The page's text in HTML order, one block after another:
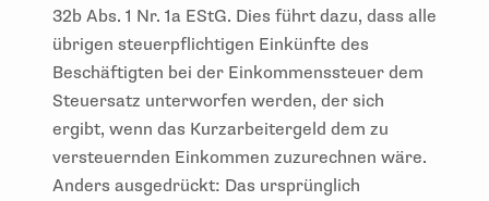
32b Abs. 1 Nr. 1a EStG. Dies führt dazu, dass alle
übrigen steuerpflichtigen Einkünfte des
Beschäftigten bei der Einkommenssteuer dem
Steuersatz unterworfen werden, der sich
ergibt, wenn das Kurzarbeitergeld dem zu
versteuernden Einkommen zuzurechnen wäre.
Anders ausgedrückt: Das ursprünglich